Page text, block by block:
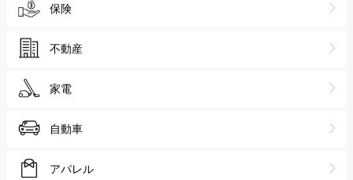
保険
不動産
家電
自動車
アパレル